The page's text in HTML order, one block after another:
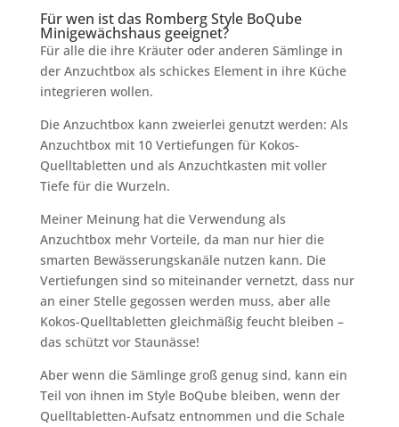
Für wen ist das Romberg Style BoQube
Minigewächshaus geeignet?
Für alle die ihre Kräuter oder anderen Sämlinge in
der Anzuchtbox als schickes Element in ihre Küche
integrieren wollen.
Die Anzuchtbox kann zweierlei genutzt werden: Als
Anzuchtbox mit 10 Vertiefungen für Kokos-
Quelltabletten und als Anzuchtkasten mit voller
Tiefe für die Wurzeln.
Meiner Meinung hat die Verwendung als
Anzuchtbox mehr Vorteile, da man nur hier die
smarten Bewässerungskanäle nutzen kann. Die
Vertiefungen sind so miteinander vernetzt, dass nur
an einer Stelle gegossen werden muss, aber alle
Kokos-Quelltabletten gleichmäßig feucht bleiben –
das schützt vor Staunässe!
Aber wenn die Sämlinge groß genug sind, kann ein
Teil von ihnen im Style BoQube bleiben, wenn der
Quelltabletten-Aufsatz entnommen und die Schale